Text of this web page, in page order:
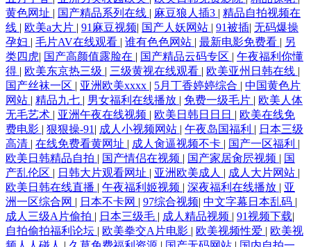
黄色网址 | 国产精品系列在线 | 麻豆狼人插3 | 精品自拍视频在
线 | 欧美a大片 | 91麻豆视频| 国产人妖网站 | 91被插| 无码爆操
孕妇 | 毛片AV在线观看 | 谁有色色网站 | 最新电影免费看 | 另
类四虎| 国产高颜值露脸在 | 国产精品云码专区 | 午夜福利你懂
得 | 欧美东京热三级 | 三级黄视在线观看 | 欧美亚州日韩在线 |
国产丝袜一区 | 亚洲欧美xxxx | 5月丁香婷婷综合 | 中国黄色片
网站 | 精品九七 | 男女福利在线播放 | 免费一级毛片 | 欧美人体
无毛艺术 | 亚洲午夜在线视频 | 欧美日韩日日日 | 欧美在线免
费电影 | 狠狠操-91 | 成人小视频网站 | 午夜岛国福利 | 日本三级
高清 | 在线免费看黄网址 | 成人肏逼视频不卡 | 国产一区福利 |
欧美日韩精品自拍 | 国产情侣在视频 | 国产家居肏屄视频 | 国
产乱伦区 | 日韩大片观看网址 | 亚洲欧美成人 | 成人大片网站 |
欧美日韩在线直播 | 午夜福利姬视频 | 深夜福利在线播放 | 亚
洲一区综合网 | 日本不卡网 | 97综合视频| 中文字幕日本乱码 |
成人三级A片偷拍 | 日本三级毛 | 成人精品视频 | 91视频下载|
自拍偷拍福利论坛 | 欧美拳交A片电影 | 欧美视频性爱 | 欧美视